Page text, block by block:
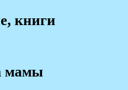
книги
мамы